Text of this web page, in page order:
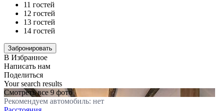
11 гостей
12 гостей
13 гостей
14 гостей
В Избранное
Написать нам
Поделиться
Your search results
Смотреть все 9 фото
Рекомендуем автомобиль: нет